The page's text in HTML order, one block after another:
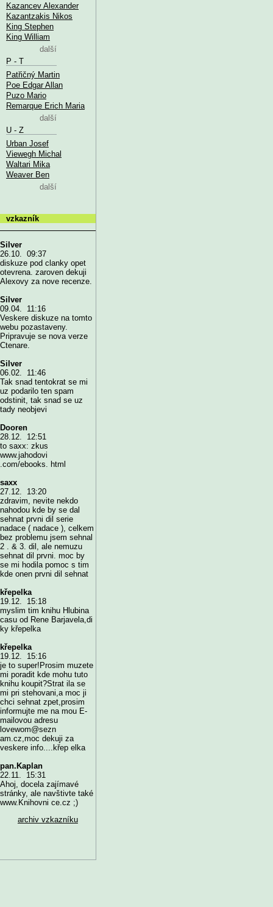
Kazancev Alexander
Kazantzakis Nikos
King Stephen
King William
další
P - T
Patřičný Martin
Poe Edgar Allan
Puzo Mario
Remarque Erich Maria
další
U - Z
Urban Josef
Viewegh Michal
Waltari Mika
Weaver Ben
další
vzkazník
Silver
26.10. 09:37
diskuze pod clanky opet
otevrena. zaroven dekuji
Alexovy za nove recenze.
Silver
09.04. 11:16
Veskere diskuze na tomto
webu pozastaveny.
Pripravuje se nova verze
Ctenare.
Silver
06.02. 11:46
Tak snad tentokrat se mi
uz podarilo ten spam
odstinit, tak snad se uz
tady neobjevi
Dooren
28.12. 12:51
to saxx: zkus
www.jahodovi
.com/ebooks. html
saxx
27.12. 13:20
zdravim, nevite nekdo
nahodou kde by se dal
sehnat prvni dil serie
nadace ( nadace ), celkem
bez problemu jsem sehnal
2 . & 3. dil, ale nemuzu
sehnat dil prvni. moc by
se mi hodila pomoc s tim
kde onen prvni dil sehnat
křepelka
19.12. 15:18
myslim tim knihu Hlubina
casu od Rene Barjavela,di
ky křepelka
křepelka
19.12. 15:16
je to super!Prosim muzete
mi poradit kde mohu tuto
knihu koupit?Strat ila se
mi pri stehovani,a moc ji
chci sehnat zpet,prosim
informujte me na mou E-
mailovou adresu
lovewom@sezn
am.cz,moc dekuji za
veskere info....křep elka
pan.Kaplan
22.11. 15:31
Ahoj, docela zajímavé
stránky, ale navštivte také
www.Knihovni ce.cz ;)
archiv vzkazníku